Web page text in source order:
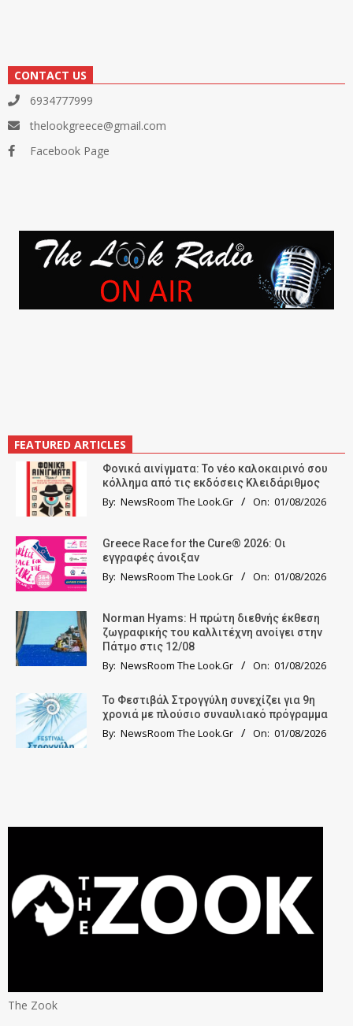
CONTACT US
6934777999
thelookgreece@gmail.com
Facebook Page
FEATURED ARTICLES
Φονικά αινίγματα: Το νέο καλοκαιρινό σου
κόλλημα από τις εκδόσεις Κλειδάριθμος
By: NewsRoom The Look.Gr On: 01/08/2026
Greece Race for the Cure® 2026: Οι
εγγραφές άνοιξαν
By: NewsRoom The Look.Gr On: 01/08/2026
Norman Hyams: Η πρώτη διεθνής έκθεση
ζωγραφικής του καλλιτέχνη ανοίγει στην
Πάτμο στις 12/08
By: NewsRoom The Look.Gr On: 01/08/2026
Το Φεστιβάλ Στρογγύλη συνεχίζει για 9η
χρονιά με πλούσιο συναυλιακό πρόγραμμα
By: NewsRoom The Look.Gr On: 01/08/2026
The Zook